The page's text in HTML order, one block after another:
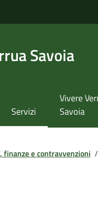
Savoia
Servizi
Vivere
Savoia
finanze e contravvenzioni /